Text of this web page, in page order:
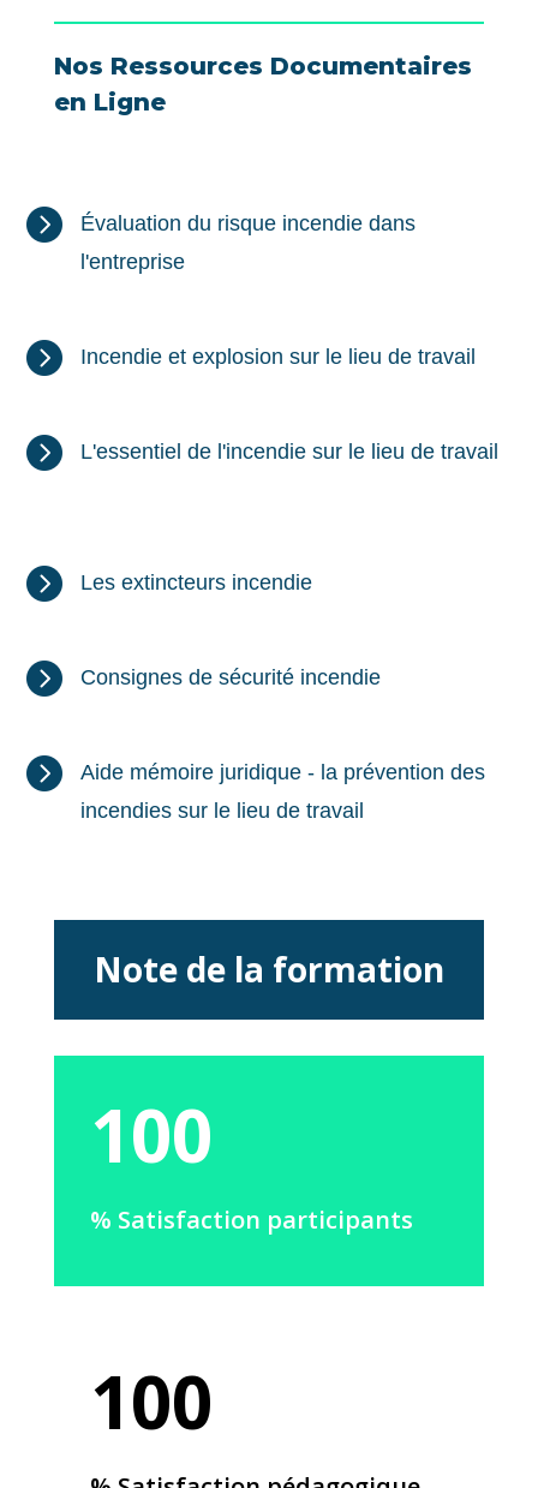
Nos Ressources Documentaires
en Ligne

Évaluation du risque incendie dans
l'entreprise
 Incendie et explosion sur le lieu de travail
 L'essentiel de l'incendie sur le lieu de travail
 Les extincteurs incendie
 Consignes de sécurité incendie

Aide mémoire juridique - la prévention des
incendies sur le lieu de travail
Note de la formation
100
% Satisfaction participants
100